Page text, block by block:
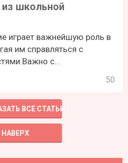
из школьной
играет важнейшую роль в
им справляться с
с...
50
ВСЕ СТАТЬИ
НАВЕРХ